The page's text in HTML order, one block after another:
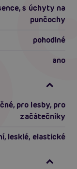
s úchyty na
punčochy
pohodlné
ano
, pro lesby, pro
začátečníky
, lesklé, elastické